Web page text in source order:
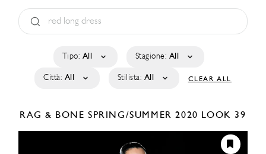
Tipo: All Stagione: All
Città: All Stilista: All CLEAR ALL
RAG & BONE SPRING/SUMMER 2020 LOOK 39